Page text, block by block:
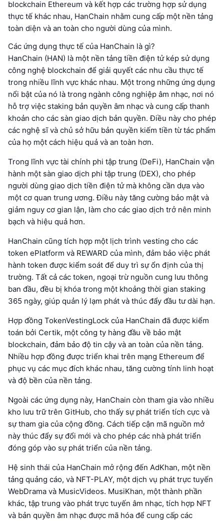
blockchain Ethereum và kết hợp các trường hợp sử dụng
thực tế khác nhau, HanChain nhằm cung cấp một nền tảng
toàn diện và an toàn cho người dùng của mình.
Các ứng dụng thực tế của HanChain là gì?
HanChain (HAN) là một nền tảng tiền điện tử kép sử dụng
công nghệ blockchain để giải quyết các nhu cầu thực tế
trong nhiều lĩnh vực khác nhau. Một trong những ứng dụng
nổi bật của nó là trong ngành công nghiệp âm nhạc, nơi nó
hỗ trợ việc staking bản quyền âm nhạc và cung cấp thanh
khoản cho các sàn giao dịch bản quyền. Điều này cho phép
các nghệ sĩ và chủ sở hữu bản quyền kiếm tiền từ tác phẩm
của họ một cách hiệu quả và an toàn hơn.
Trong lĩnh vực tài chính phi tập trung (DeFi), HanChain vận
hành một sàn giao dịch phi tập trung (DEX), cho phép
người dùng giao dịch tiền điện tử mà không cần dựa vào
một cơ quan trung ương. Điều này tăng cường bảo mật và
giảm nguy cơ gian lận, làm cho các giao dịch trở nên minh
bạch và hiệu quả hơn.
HanChain cũng tích hợp một lịch trình vesting cho các
token ePlatform và REWARD của mình, đảm bảo việc phát
hành token được kiểm soát để duy trì sự ổn định của thị
trường. Tất cả các token, ngoại trừ nguồn cung lưu thông
ban đầu, đều bị khóa trong một khoảng thời gian staking
365 ngày, giúp quản lý lạm phát và thúc đẩy đầu tư dài hạn.
Hợp đồng TokenVestingLock của HanChain đã được kiểm
toán bởi Certik, một công ty hàng đầu về bảo mật
blockchain, đảm bảo độ tin cậy và an toàn của nền tảng.
Nhiều hợp đồng được triển khai trên mạng Ethereum để
phục vụ các mục đích khác nhau, tăng cường tính linh hoạt
và độ bền của nền tảng.
Ngoài các ứng dụng này, HanChain còn tham gia vào nhiều
kho lưu trữ trên GitHub, cho thấy sự phát triển tích cực và
sự tham gia của cộng đồng. Cách tiếp cận mã nguồn mở
này thúc đẩy sự đổi mới và cho phép các nhà phát triển
đóng góp vào sự phát triển của nền tảng.
Hệ sinh thái của HanChain mở rộng đến AdKhan, một nền
tảng quảng cáo, và NFT-PLAY, một dịch vụ phát trực tuyến
WebDrama và MusicVideos. MusiKhan, một thành phần
khác, tập trung vào phát trực tuyến âm nhạc, tích hợp NFT
và bản quyền âm nhạc được mã hóa để cung cấp các